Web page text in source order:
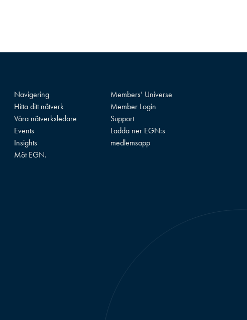
Navigering
Hitta ditt nätverk
Våra nätverksledare
Events
Insights
Möt EGN.
Members’ Universe
Member Login
Support
Ladda ner EGN:s
medlemsapp